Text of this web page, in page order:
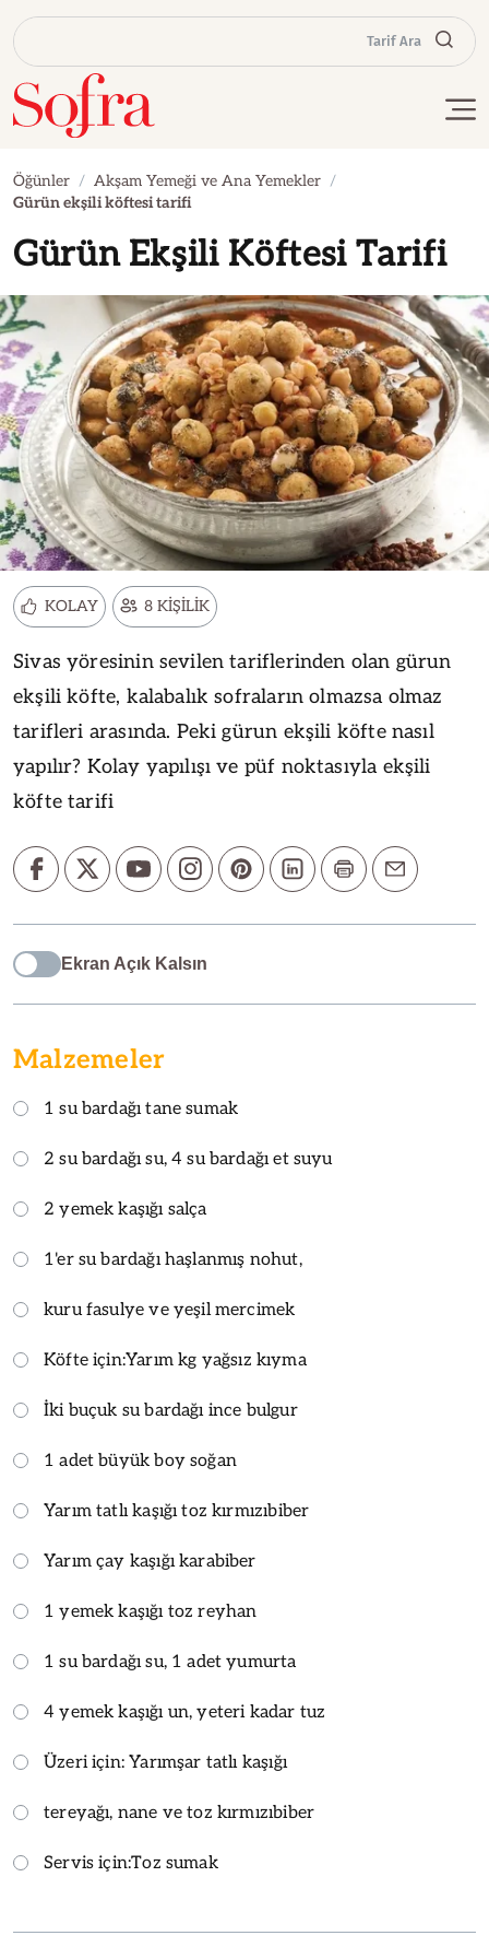
Tarif Ara
Öğünler
Akşam Yemeği ve Ana Yemekler
Gürün ekşili köftesi tarifi
Gürün Ekşili Köftesi Tarifi
KOLAY 8 KİŞİLİK
Sivas yöresinin sevilen tariflerinden olan gürun
ekşili köfte, kalabalık sofraların olmazsa olmaz
tarifleri arasında. Peki gürun ekşili köfte nasıl
yapılır? Kolay yapılışı ve püf noktasıyla ekşili
köfte tarifi
Ekran Açık Kalsın
Malzemeler
1 su bardağı tane sumak
2 su bardağı su, 4 su bardağı et suyu
2 yemek kaşığı salça
1'er su bardağı haşlanmış nohut,
kuru fasulye ve yeşil mercimek
Köfte için:Yarım kg yağsız kıyma
İki buçuk su bardağı ince bulgur
1 adet büyük boy soğan
Yarım tatlı kaşığı toz kırmızıbiber
Yarım çay kaşığı karabiber
1 yemek kaşığı toz reyhan
1 su bardağı su, 1 adet yumurta
4 yemek kaşığı un, yeteri kadar tuz
Üzeri için: Yarımşar tatlı kaşığı
tereyağı, nane ve toz kırmızıbiber
Servis için:Toz sumak